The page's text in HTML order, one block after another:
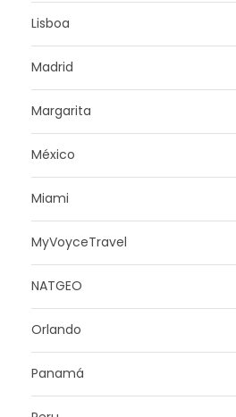
Lisboa
Madrid
Margarita
México
Miami
MyVoyceTravel
NATGEO
Orlando
Panamá